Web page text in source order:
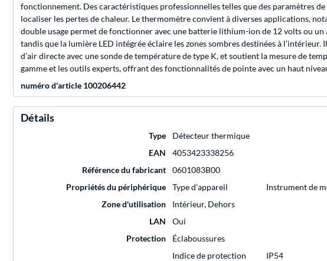
fonctionnement. Des caractéristiques professionnelles telles que des paramètres
localiser les pertes de chaleur. Le thermomètre convient à diverses applications,
double usage permet de fonctionner avec une batterie lithium-ion de 12 volts ou
tandis que la lumière LED intégrée éclaire les zones sombres destinées à
d’air directe avec une sonde de température de type K, et soutient la mesure de
gamme et les outils experts, offrant des fonctionnalités de pointe avec un haut
numéro d'article 100206442
Détails
Type
Détecteur thermique
EAN
4053423338256
Référence du fabricant
0601083B00
Propriétés du périphérique
Type d'appareil
Instrument de
Zone d'utilisation
Intérieur, Dehors
LAN
Oui
Protection
Éclaboussures
Indice de protection
IP54